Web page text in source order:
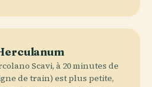
Scavi, à 20 minutes de
de train) est plus petite,